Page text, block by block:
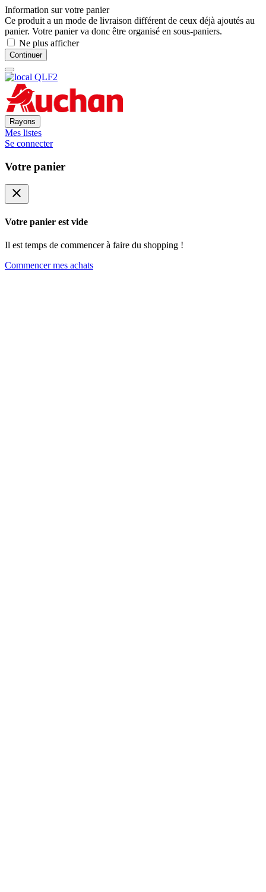
Information sur votre panier
Ce produit a un mode de livraison différent de ceux déjà ajoutés au
panier. Votre panier va donc être organisé en sous-paniers.
Ne plus afficher
Continuer
Rayons
Mes listes
Se connecter
Votre panier
close
Votre panier est vide
Il est temps de commencer à faire du shopping !
Commencer mes achats